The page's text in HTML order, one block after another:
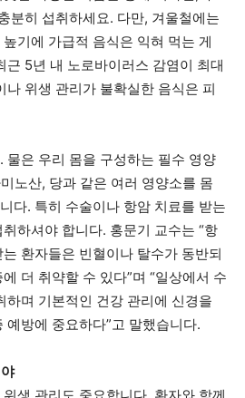
분히 섭취하세요. 다만, 겨울철에는
기에 가급적 음식은 익혀 먹는 게
근 5년 내 노로바이러스 감염이 최대
나 위생 관리가 불확실한 음식은 피
물은 우리 몸을 구성하는 필수 영양
노산, 당과 같은 여러 영양소를 몸
다. 특히 수술이나 항암 치료를 받는
하셔야 합니다. 홍문기 교수는 “항
환자들은 빈혈이나 탈수가 동반되
더 취약할 수 있다”며 “일상에서 수
하며 기본적인 건강 관리에 신경을
예방에 중요하다”고 말했습니다.